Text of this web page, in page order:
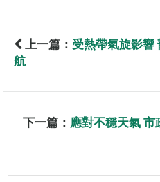
上一篇： 受熱帶氣旋影響
航
下一篇： 應對不穩天氣